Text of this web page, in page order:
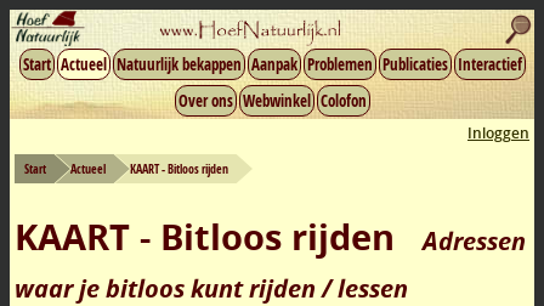
Start Actueel Natuurlijk bekappen Aanpak Problemen Publicaties Interactief
Over ons Webwinkel Colofon
Inloggen
Start Actueel KAART - Bitloos rijden
KAART - Bitloos rijden
Adressen
waar je bitloos kunt rijden / lessen